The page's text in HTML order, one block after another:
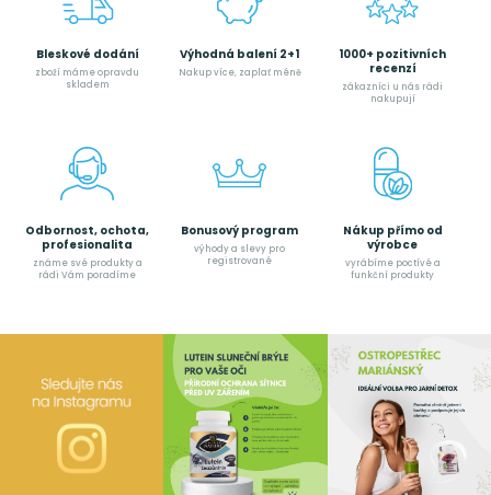
Bleskové dodání
zboží máme opravdu
skladem
Výhodná balení 2+1
Nakup více, zaplať méně
1000+ pozitivních
recenzí
zákazníci u nás rádi
nakupují
Odbornost, ochota,
profesionalita
známe své produkty a
rádi Vám poradíme
Bonusový program
výhody a slevy pro
registrované
Nákup přímo od
výrobce
vyrábíme poctívé a
funkční produkty